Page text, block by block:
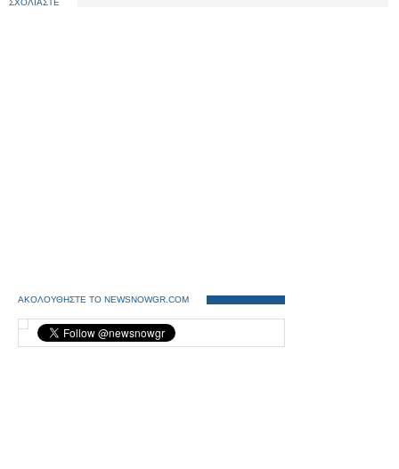
ΣΧΟΛΙΑΣΤΕ
ΑΚΟΛΟΥΘΗΣΤΕ ΤΟ NEWSNOWGR.COM